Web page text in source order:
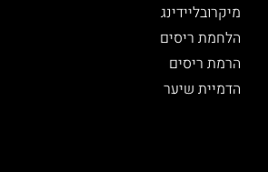
מיקרובליידינג
הלחמת ריסים
הרמת ריסים
הדמיית שיער